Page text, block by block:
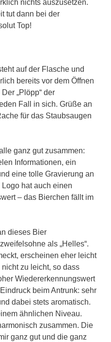
nichts auszusetzen.
tut dann bei der
Top!
auf der Flasche und
bereits vor dem Öffnen
„Plöpp“ der
Fall in sich. Grüße an
für das Staubsaugen
ganz gut zusammen:
Informationen, ein
eine tolle Gravierung an
hat auch einen
– das Bierchen fällt im
dieses Bier
als „Helles“.
erscheinen eher leicht
zu leicht, so dass
Wiedererkennungswert
beim Antrunk: sehr
dabei stets aromatisch.
ähnlichen Niveau.
zusammen. Die
ganz gut und die ganz